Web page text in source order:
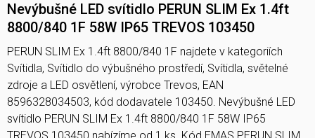
Nevýbušné LED svítidlo PERUN SLIM Ex 1.4ft
8800/840 1F 58W IP65 TREVOS 103450
PERUN SLIM Ex 1.4ft 8800/840 1F najdete v kategoriích
Svítidla, Svítidlo do výbušného prostředí, Svítidla, světelné
zdroje a LED osvětlení, výrobce Trevos, EAN
8596328034503, kód dodavatele 103450. Nevýbušné LED
svítidlo PERUN SLIM Ex 1.4ft 8800/840 1F 58W IP65